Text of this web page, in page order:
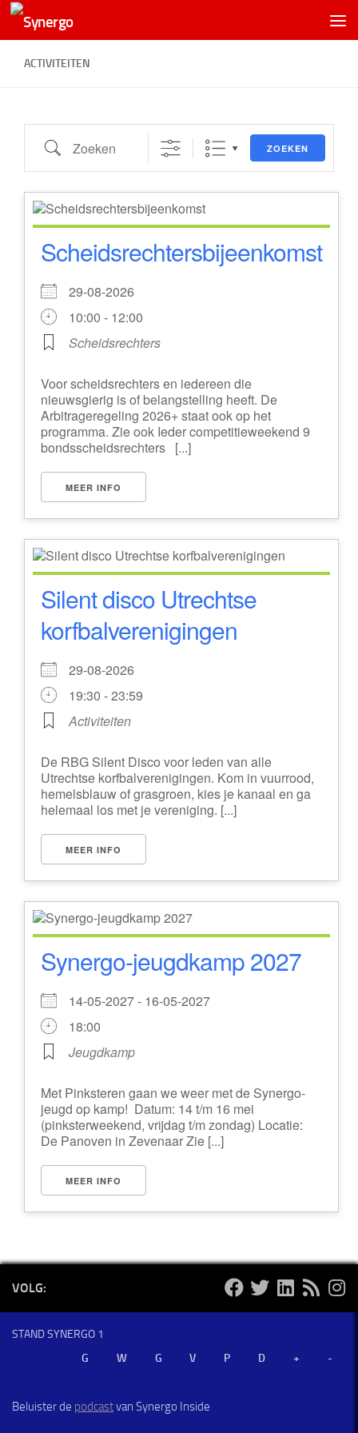
ACTIVITEITEN
Zoeken ZOEKEN
Scheidsrechtersbijeenkomst
29-08-2026
10:00 - 12:00
Scheidsrechters
Voor scheidsrechters en iedereen die
nieuwsgierig is of belangstelling heeft. De
Arbitrageregeling 2026+ staat ook op het
programma. Zie ook Ieder competitieweekend 9
bondsscheidsrechters [...]
MEER INFO
Silent disco Utrechtse
korfbalverenigingen
29-08-2026
19:30 - 23:59
Activiteiten
De RBG Silent Disco voor leden van alle
Utrechtse korfbalverenigingen. Kom in vuurrood,
hemelsblauw of grasgroen, kies je kanaal en ga
helemaal los met je vereniging. [...]
MEER INFO
Synergo-jeugdkamp 2027
14-05-2027 - 16-05-2027
18:00
Jeugdkamp
Met Pinksteren gaan we weer met de Synergo-
jeugd op kamp! Datum: 14 t/m 16 mei
(pinksterweekend, vrijdag t/m zondag) Locatie:
De Panoven in Zevenaar Zie [...]
MEER INFO
VOLG:
STAND SYNERGO 1
Beluister de podcastvan Synergo Inside